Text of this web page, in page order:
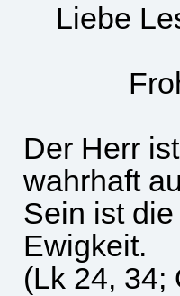
Liebe
Frohe
Der Herr
wahrhaft
Sein ist
Ewigkeit.
(Lk 24, 34;